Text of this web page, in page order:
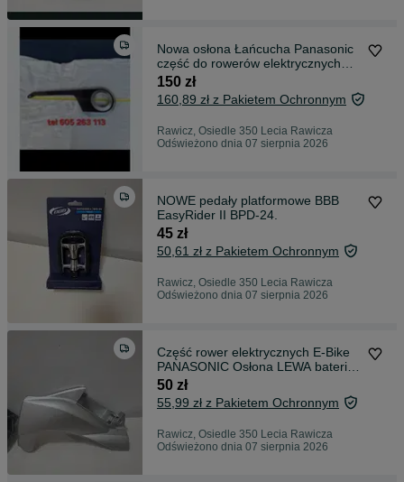
Nowa osłona Łańcucha Panasonic
część do rowerów elektrycznych
system PANASONIC NEX KTM
KALKHOFF FLYER
150 zł
160,89 zł z Pakietem Ochronnym
Rawicz, Osiedle 350 Lecia Rawicza
Odświeżono dnia 07 sierpnia 2026
NOWE pedały platformowe BBB
EasyRider II BPD-24.
45 zł
50,61 zł z Pakietem Ochronnym
Rawicz, Osiedle 350 Lecia Rawicza
Odświeżono dnia 07 sierpnia 2026
Część rower elektrycznych E-Bike
PANASONIC Osłona LEWA bateri
Flyer
50 zł
55,99 zł z Pakietem Ochronnym
Rawicz, Osiedle 350 Lecia Rawicza
Odświeżono dnia 07 sierpnia 2026